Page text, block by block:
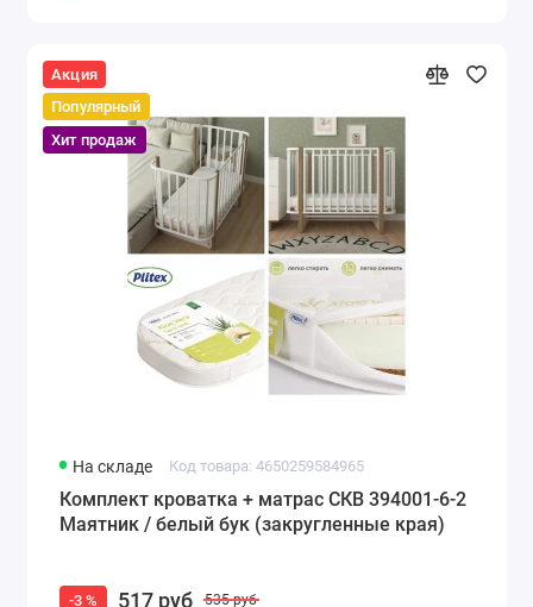
Акция
Популярный
Хит продаж
На складе Код товара: 4650259584965
Комплект кроватка + матрас СКВ 394001-6-2
Маятник / белый бук (закругленные края)
-3 % 517 руб 535 руб